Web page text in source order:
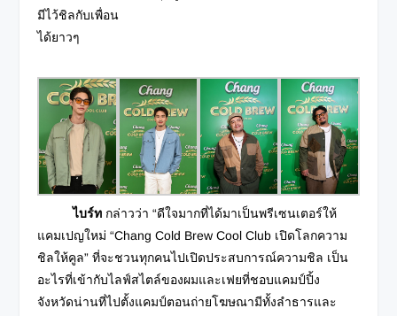
มีไว้ชิลกับเพื่อน
ได้ยาวๆ
ไบร์ท กล่าวว่า “ดีใจมากที่ได้มาเป็นพรีเซนเตอร์ให้
แคมเปญใหม่ “Chang Cold Brew Cool Club เปิดโลกความ
ชิลให้คูล” ที่จะชวนทุกคนไปเปิดประสบการณ์ความชิล เป็น
อะไรที่เข้ากับไลฟ์สไตล์ของผมและเฟยที่ชอบแคมป์ปิ้ง
จังหวัดน่านที่ไปตั้งแคมป์ตอนถ่ายโฆษณามีทั้งลำธารและ